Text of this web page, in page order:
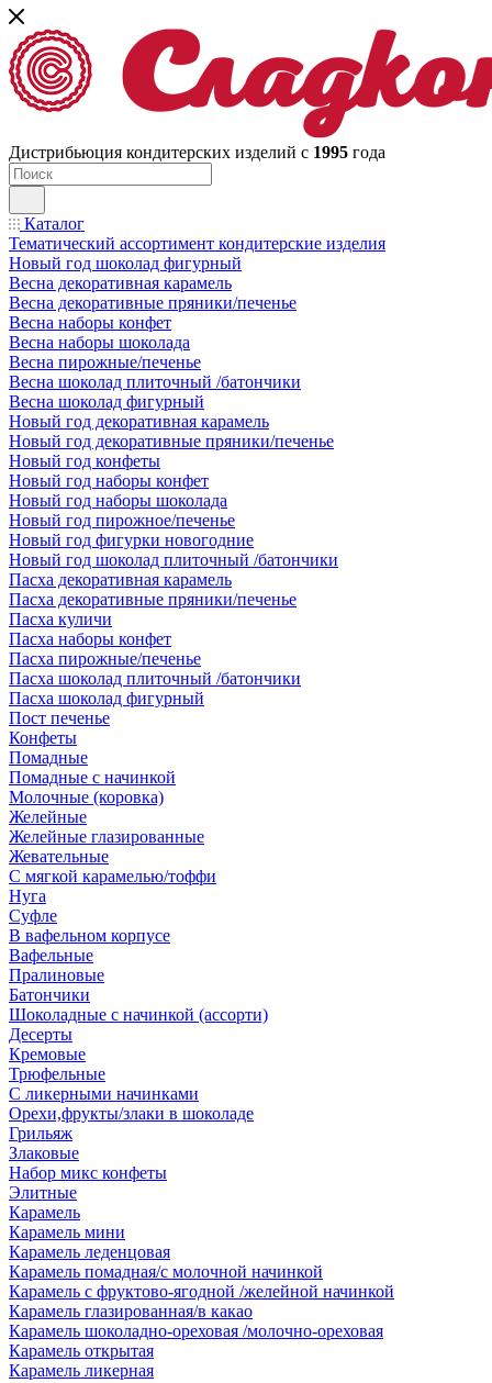
Дистрибьюция кондитерских изделий с 1995 года
Каталог
Тематический ассортимент кондитерские изделия
Новый год шоколад фигурный
Весна декоративная карамель
Весна декоративные пряники/печенье
Весна наборы конфет
Весна наборы шоколада
Весна пирожные/печенье
Весна шоколад плиточный /батончики
Весна шоколад фигурный
Новый год декоративная карамель
Новый год декоративные пряники/печенье
Новый год конфеты
Новый год наборы конфет
Новый год наборы шоколада
Новый год пирожное/печенье
Новый год фигурки новогодние
Новый год шоколад плиточный /батончики
Пасха декоративная карамель
Пасха декоративные пряники/печенье
Пасха куличи
Пасха наборы конфет
Пасха пирожные/печенье
Пасха шоколад плиточный /батончики
Пасха шоколад фигурный
Пост печенье
Конфеты
Помадные
Помадные с начинкой
Молочные (коровка)
Желейные
Желейные глазированные
Жевательные
С мягкой карамелью/тоффи
Нуга
Суфле
В вафельном корпусе
Вафельные
Пралиновые
Батончики
Шоколадные с начинкой (ассорти)
Десерты
Кремовые
Трюфельные
С ликерными начинками
Орехи,фрукты/злаки в шоколаде
Грильяж
Злаковые
Набор микс конфеты
Элитные
Карамель
Карамель мини
Карамель леденцовая
Карамель помадная/с молочной начинкой
Карамель с фруктово-ягодной /желейной начинкой
Карамель глазированная/в какао
Карамель шоколадно-ореховая /молочно-ореховая
Карамель открытая
Карамель ликерная